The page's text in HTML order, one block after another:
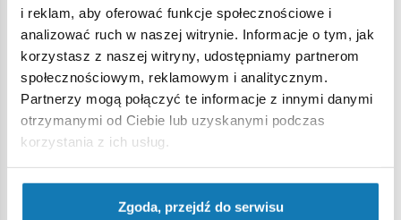
i reklam, aby oferować funkcje społecznościowe i
analizować ruch w naszej witrynie. Informacje o tym, jak
korzystasz z naszej witryny, udostępniamy partnerom
społecznościowym, reklamowym i analitycznym.
Partnerzy mogą połączyć te informacje z innymi danymi
otrzymanymi od Ciebie lub uzyskanymi podczas
korzystania z ich usług.
Zgoda, przejdź do serwisu
Nieodpowiednie dla dzieci w wieku poniżej 3 lat. Zawiera
małe części, które mogą zostać połknięte lub wchłonięte
(ryzyko zadławienia). Zalecamy zachowanie opakowania w
celach informacyjnych. Zachowuje się prawo do zmiany
kolorów i szczegółów technicznych.
Bestsellery w kategorii